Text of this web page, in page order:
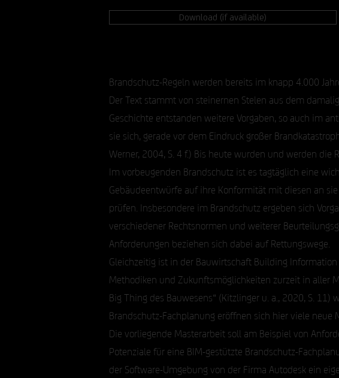
Download (if available)
Brandschutz-Regeln werden bereits im knapp 4.000
Der Text stammt von steinernen Stelen aus dem
Geschichte entstanden weitere Vorgaben, so auch im
sie sich, gerade vor dem Eindruck großer
Werner, 2004, S. 4 f.) Bis heute wurden und werden die
Im vorbeugenden Brandschutz ist es tagtäglich eine
Gebäudeentwürfe auf ihre Konformität mit diesen an
prüfen. Insbesondere im Brandschutz ergeben sich
verschiedener Rechtsnormen und weiterer
Anforderungen beziehen sich dabei auf Rettungswege.
Gleichzeitig ist in der Bauwirtschaft Building
Methodiken und Zukunftsmöglichkeiten zurzeit in aller
Big Thing des Bauwesens“ (Kitzlinger u. a., 2020, S. 11)
Brandschutz-Fachplanung eröffnen sich hier viele neue
Die vorliegende Masterarbeit soll am Beispiel von
Potenziale für eine BIM-gestützte Brandschutz-
der Software-Umgebung von der Firma Autodesk ein